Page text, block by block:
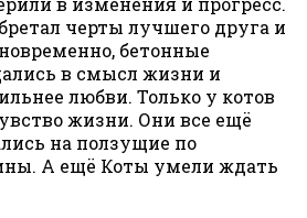
черты лучшего друга и
бетонные
в смысл жизни и
любви. Только у котов
жизни. Они все ещё
на ползущие по
А ещё Коты умели ждать